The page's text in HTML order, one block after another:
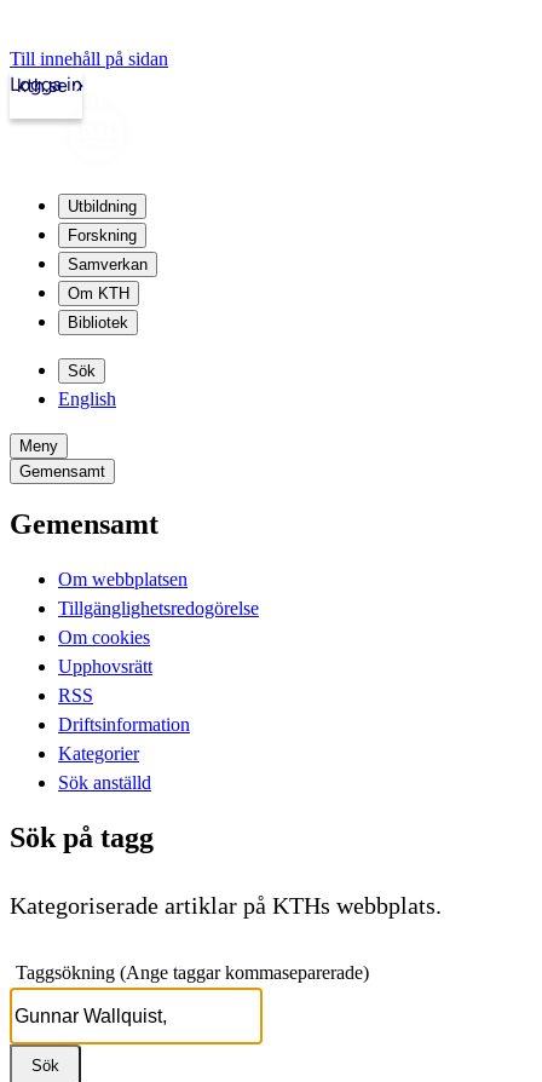
Till innehåll på sidan
kth.se
Logga in
Utbildning
Forskning
Samverkan
Om KTH
Bibliotek
Sök
English
Meny
Gemensamt
Gemensamt
Om webbplatsen
Tillgänglighetsredogörelse
Om cookies
Upphovsrätt
RSS
Driftsinformation
Kategorier
Sök anställd
Sök på tagg
Kategoriserade artiklar på KTHs webbplats.
Taggsökning (Ange taggar kommaseparerade)